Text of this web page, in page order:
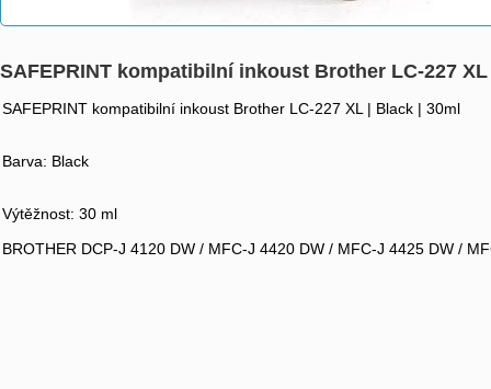
SAFEPRINT kompatibilní inkoust Brother LC-227
SAFEPRINT kompatibilní inkoust Brother LC-227 XL | Black | 30ml
Barva: Black
Výtěžnost: 30 ml
BROTHER DCP-J 4120 DW / MFC-J 4420 DW / MFC-J 4425 DW /